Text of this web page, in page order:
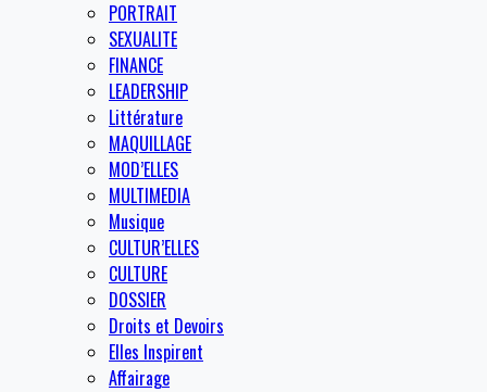
PORTRAIT
SEXUALITE
FINANCE
LEADERSHIP
Littérature
MAQUILLAGE
MOD’ELLES
MULTIMEDIA
Musique
CULTUR’ELLES
CULTURE
DOSSIER
Droits et Devoirs
Elles Inspirent
Affairage